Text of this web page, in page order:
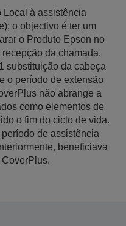
Local à assistência
o objectivo é ter um
o Produto Epson no
da chamada.
substituição da cabeça
o período de extensão
não abrange a
como elementos de
o fim do ciclo de vida.
de assistência
beneficiava